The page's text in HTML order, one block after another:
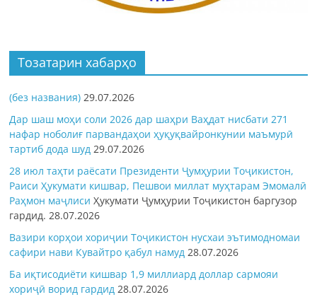
Тозатарин хабарҳо
(без названия) 29.07.2026
Дар шаш моҳи соли 2026 дар шаҳри Ваҳдат нисбати 271
нафар ноболиғ парвандаҳои ҳуқуқвайронкунии маъмурӣ
тартиб дода шуд 29.07.2026
28 июл таҳти раёсати Президенти Ҷумҳурии Тоҷикистон,
Раиси Ҳукумати кишвар, Пешвои миллат муҳтарам Эмомалӣ
Раҳмон маҷлисиҲукумати Ҷумҳурии Тоҷикистон баргузор
гардид.28.07.2026
Вазири корҳои хориҷии Тоҷикистон нусхаи эътимодномаи
сафири нави Кувайтро қабул намуд 28.07.2026
Ба иқтисодиёти кишвар 1,9 миллиард доллар сармояи
хориҷӣ ворид гардид 28.07.2026